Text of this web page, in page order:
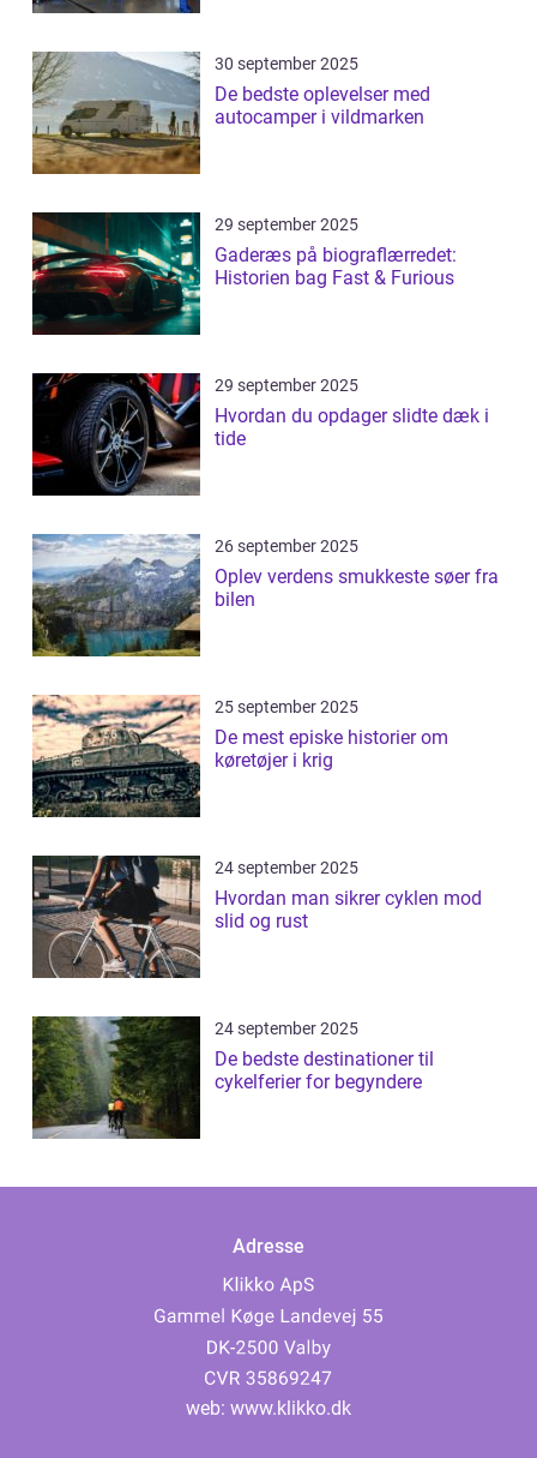
30 september 2025
De bedste oplevelser med
autocamper i vildmarken
29 september 2025
Gaderæs på biograflærredet:
Historien bag Fast & Furious
29 september 2025
Hvordan du opdager slidte dæk i
tide
26 september 2025
Oplev verdens smukkeste søer fra
bilen
25 september 2025
De mest episke historier om
køretøjer i krig
24 september 2025
Hvordan man sikrer cyklen mod
slid og rust
24 september 2025
De bedste destinationer til
cykelferier for begyndere
Adresse
web: www.klikko.dk